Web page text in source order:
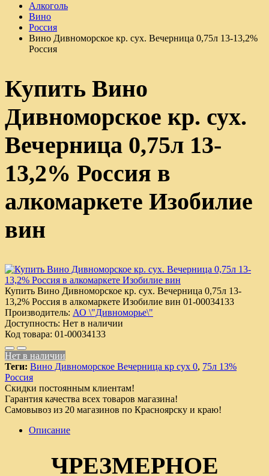
Алкоголь
Вино
Россия
Вино Дивноморское кр. сух. Вечерница 0,75л 13-13,2%
Россия
Купить Вино
Дивноморское кр. сух.
Вечерница 0,75л 13-
13,2% Россия в
алкомаркете Изобилие
вин
Купить Вино Дивноморское кр. сух. Вечерница 0,75л 13-
13,2% Россия в алкомаркете Изобилие вин 01-00034133
Производитель: АО \"Дивноморье\"
Доступность: Нет в наличии
Код товара: 01-00034133
Нет в наличии
Теги: Вино Дивноморское Вечерница кр сух 0, 75л 13%
Россия
Скидки постоянным клиентам!
Гарантия качества всех товаров магазина!
Самовывоз из 20 магазинов по Красноярску и краю!
Описание
ЧРЕЗМЕРНОЕ